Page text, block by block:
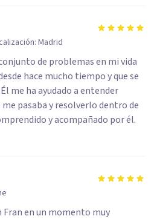
Madrid
de problemas en mi vida
hace mucho tiempo y que se
me ha ayudado a entender
pasaba y resolverlo dentro de
y acompañado por él.
Fran en un momento muy